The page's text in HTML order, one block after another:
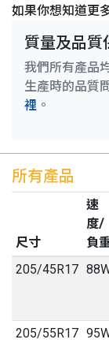
如果你想知道更
質量及品質
我們所有產品
生產時的品質
裡 。
所有產品
尺寸
速
度/
負
205/45R17
205/55R17